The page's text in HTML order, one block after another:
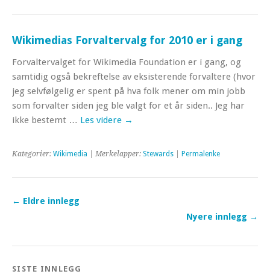
Wikimedias Forvaltervalg for 2010 er i gang
Forvaltervalget for Wikimedia Foundation er i gang, og
samtidig også bekreftelse av eksisterende forvaltere (hvor
jeg selvfølgelig er spent på hva folk mener om min jobb
som forvalter siden jeg ble valgt for et år siden.. Jeg har
ikke bestemt … Les videre →
Kategorier: Wikimedia | Merkelapper: Stewards Permalenke
← Eldre innlegg
Nyere innlegg →
SISTE INNLEGG